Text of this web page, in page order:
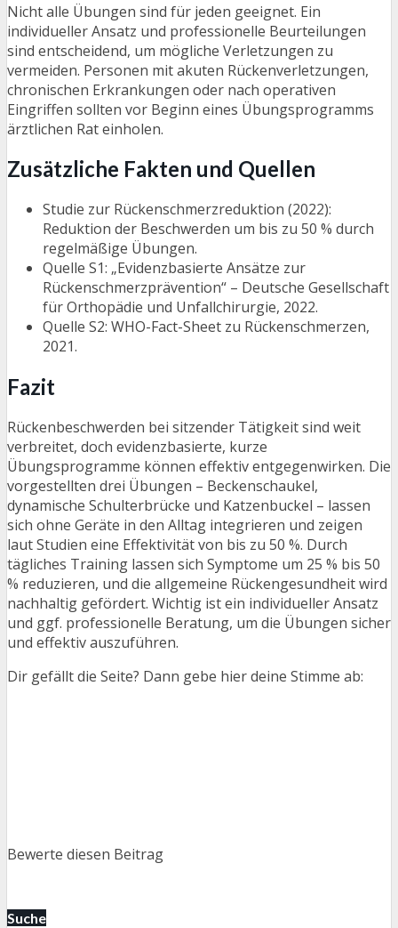
Nicht alle Übungen sind für jeden geeignet. Ein
individueller Ansatz und professionelle Beurteilungen
sind entscheidend, um mögliche Verletzungen zu
vermeiden. Personen mit akuten Rückenverletzungen,
chronischen Erkrankungen oder nach operativen
Eingriffen sollten vor Beginn eines Übungsprogramms
ärztlichen Rat einholen.
Zusätzliche Fakten und Quellen
Studie zur Rückenschmerzreduktion (2022):
Reduktion der Beschwerden um bis zu 50 % durch
regelmäßige Übungen.
Quelle S1: „Evidenzbasierte Ansätze zur
Rückenschmerzprävention“ – Deutsche Gesellschaft
für Orthopädie und Unfallchirurgie, 2022.
Quelle S2: WHO-Fact-Sheet zu Rückenschmerzen,
2021.
Fazit
Rückenbeschwerden bei sitzender Tätigkeit sind weit
verbreitet, doch evidenzbasierte, kurze
Übungsprogramme können effektiv entgegenwirken. Die
vorgestellten drei Übungen – Beckenschaukel,
dynamische Schulterbrücke und Katzenbuckel – lassen
sich ohne Geräte in den Alltag integrieren und zeigen
laut Studien eine Effektivität von bis zu 50 %. Durch
tägliches Training lassen sich Symptome um 25 % bis 50
% reduzieren, und die allgemeine Rückengesundheit wird
nachhaltig gefördert. Wichtig ist ein individueller Ansatz
und ggf. professionelle Beratung, um die Übungen sicher
und effektiv auszuführen.
Dir gefällt die Seite? Dann gebe hier deine Stimme ab:
Bewerte diesen Beitrag
Suche